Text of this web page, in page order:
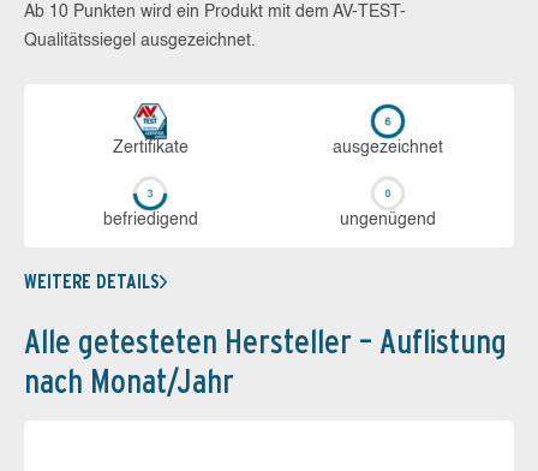
Ab 10 Punkten wird ein Produkt mit dem AV-TEST-
Qualitätssiegel ausgezeichnet.
Zerti­fikate aus­ge­zeich­net
be­frie­di­gend un­ge­nü­gend
WEITERE DETAILS
Alle getesteten Hersteller – Auflistung
nach Monat/Jahr